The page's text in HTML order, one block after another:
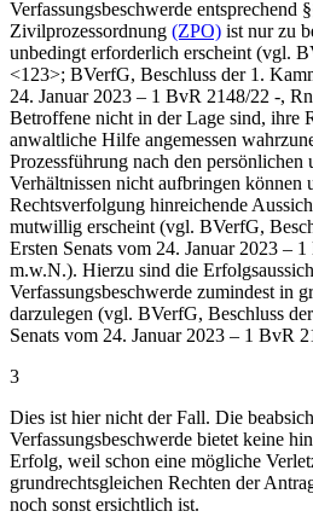
Verfassungsbeschwerde entsprechend
Zivilprozessordnung (ZPO) ist nur zu
unbedingt erforderlich erscheint (vgl.
<123>; BVerfG, Beschluss der 1.
24. Januar 2023 – 1 BvR 2148/22 -,
Betroffene nicht in der Lage sind, ihre
anwaltliche Hilfe angemessen
Prozessführung nach den
Verhältnissen nicht aufbringen können
Rechtsverfolgung hinreichende
mutwillig erscheint (vgl. BVerfG,
Ersten Senats vom 24. Januar 2023 –
m.w.N.). Hierzu sind die
Verfassungsbeschwerde zumindest in
darzulegen (vgl. BVerfG, Beschluss
Senats vom 24. Januar 2023 – 1 BvR
3
Dies ist hier nicht der Fall. Die
Verfassungsbeschwerde bietet keine
Erfolg, weil schon eine mögliche
grundrechtsgleichen Rechten der
noch sonst ersichtlich ist.